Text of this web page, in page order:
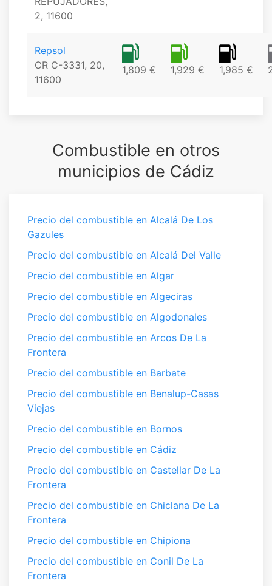
2, 11600
Repsol
CR C-3331, 20,
11600
1,809 € 1,929 € 1,985 €
Combustible en otros
municipios de Cádiz
Precio del combustible en Alcalá De Los
Gazules
Precio del combustible en Alcalá Del Valle
Precio del combustible en Algar
Precio del combustible en Algeciras
Precio del combustible en Algodonales
Precio del combustible en Arcos De La
Frontera
Precio del combustible en Barbate
Precio del combustible en Benalup-Casas
Viejas
Precio del combustible en Bornos
Precio del combustible en Cádiz
Precio del combustible en Castellar De La
Frontera
Precio del combustible en Chiclana De La
Frontera
Precio del combustible en Chipiona
Precio del combustible en Conil De La
Frontera